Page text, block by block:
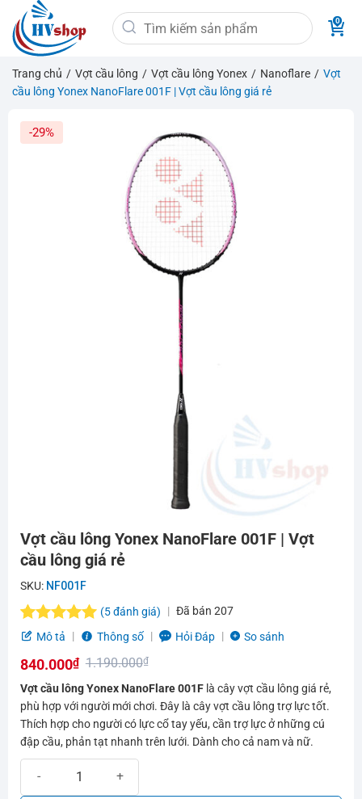
qua
nội
dung
Tìm
kiếm:
Trang chủ / Vợt cầu lông / Vợt cầu lông Yonex / Nanoflare / Vợt
cầu lông Yonex NanoFlare 001F | Vợt cầu lông giá rẻ
-29%
Vợt cầu lông Yonex NanoFlare 001F | Vợt
cầu lông giá rẻ
SKU: NF001F
5.0trên 5
5
đánh giá
(5đánh giá) Đã bán 207
Mô tả
Thông số Hỏi Đáp So sánh
1.190.000₫
Giá
gốc
là:
1.190.000₫.
840.000₫
Giá
hiện
tại
là:
840.000₫.
Vợt cầu lông Yonex NanoFlare 001F là cây vợt cầu lông giá rẻ,
phù hợp với người mới chơi. Đây là cây vợt cầu lông trợ lực tốt.
Thích hợp cho người có lực cổ tay yếu, cần trợ lực ở những cú
đập cầu, phản tạt nhanh trên lưới. Dành cho cả nam và nữ.